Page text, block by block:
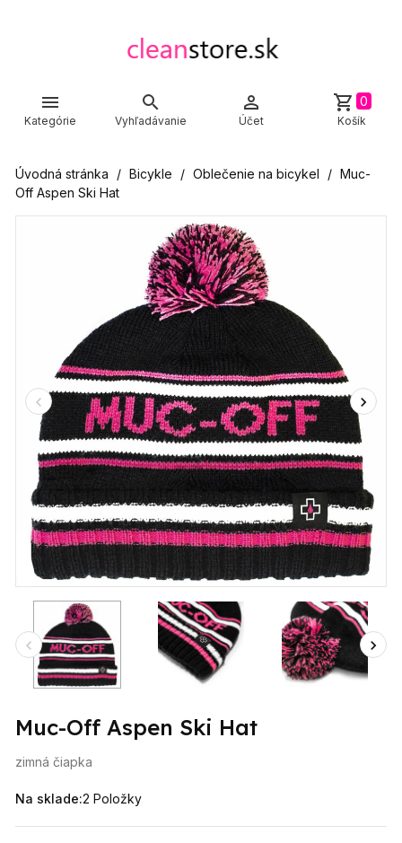

Kategórie

Vyhľadávanie

Účet
shopping_cart 0
Košík
Úvodná stránka Bicykle Oblečenie na bicykel
Muc-
Off Aspen Ski Hat
Muc-Off Aspen Ski Hat
zimná čiapka
Na sklade:2 Položky